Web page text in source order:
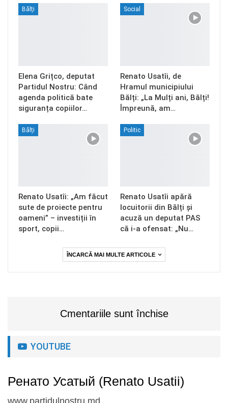
Bălți
Elena Grițco, deputat
Partidul Nostru: Când
agenda politică bate
siguranța copiilor…
Social
Renato Usatîi, de
Hramul municipiului
Bălți: „La Mulți ani, Bălți!
Împreună, am…
Bălți
Renato Usatîi: „Am făcut
sute de proiecte pentru
oameni” – investiții în
sport, copii…
Politic
Renato Usatîi apără
locuitorii din Bălți și
acuză un deputat PAS
că i-a ofensat: „Nu…
ÎNCARCĂ MAI MULTE ARTICOLE
Cmentariile sunt închise
YOUTUBE
Ренато Усатый (Renato Usatii)